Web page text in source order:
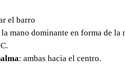
el barro
la mano dominante en forma de la
: ambas hacia el centro.